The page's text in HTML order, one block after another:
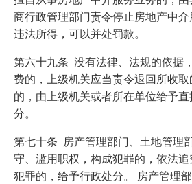
商行政管理部门责令停止房地产中
违法所得，可以并处罚款。
第六十九条 没有法律、法规的依据
费的，上级机关应当责令退回所收
的，由上级机关或者所在单位给予
分。
第七十条 房产管理部门、土地管理
守、滥用职权，构成犯罪的，依法
犯罪的，给予行政处分。 房产管理